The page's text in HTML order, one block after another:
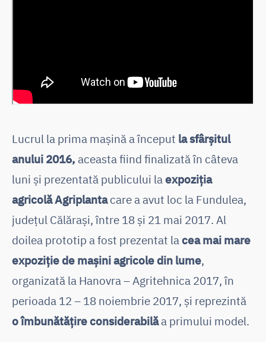
Lucrul la prima mașină a început la sfârșitul
anului 2016, aceasta fiind finalizată în câteva
luni și prezentată publicului laexpoziția
agricolă Agriplantacare a avut loc la Fundulea,
județul Călărași, între 18 și 21 mai 2017. Al
doilea prototip a fost prezentat lacea mai mare
expoziție de mașini agricole din lume,
organizată la Hanovra – Agritehnica 2017, în
perioada 12 – 18 noiembrie 2017, și reprezintă
o îmbunătățire considerabilăa primului model.